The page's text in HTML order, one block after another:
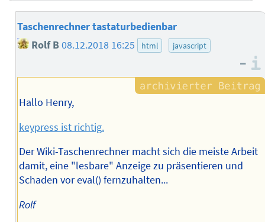
Taschenrechner tastaturbedienbar
Rolf B08.12.2018 16:25 html javascript
–
Hallo Henry,
keypress ist richtig.
Der Wiki-Taschenrechner macht sich die meiste Arbeit
damit, eine "lesbare" Anzeige zu präsentieren und
Schaden vor eval() fernzuhalten...
Rolf